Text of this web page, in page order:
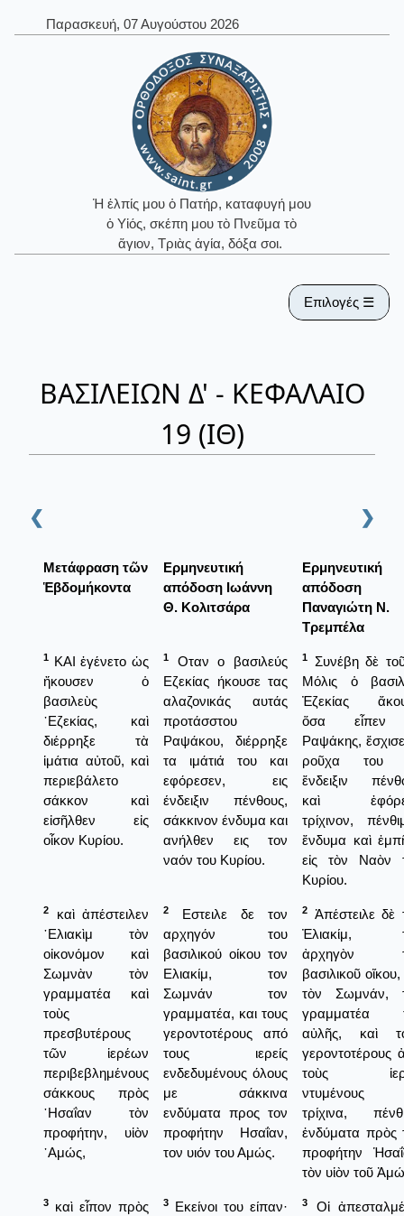
Παρασκευή, 07 Αυγούστου 2026
Ἡ ἐλπίς μου ὁ Πατήρ, καταφυγή μου
ὁ Υἱός, σκέπη μου τὸ Πνεῦμα τὸ
ἅγιον, Τριὰς ἁγία, δόξα σοι.
Επιλογές ☰
ΒΑΣΙΛΕΙΩΝ Δ' - ΚΕΦΑΛΑΙΟ
19 (ΙΘ)
❮ ❯
Μετάφραση τῶν
Ἑβδομήκοντα
Ερμηνευτική
απόδοση Ιωάννη
Θ. Κολιτσάρα
Ερμηνευτική
απόδοση
Παναγιώτη Ν.
Τρεμπέλα
1 ΚΑΙ ἐγένετο ὡς
ἤκουσεν ὁ
βασιλεὺς
᾿Εζεκίας, καὶ
διέρρηξε τὰ
ἱμάτια αὐτοῦ, καὶ
περιεβάλετο
σάκκον καὶ
εἰσῆλθεν εἰς
οἶκον Κυρίου.
1
Οταν ο βασιλεύς
Εζεκίας ήκουσε τας
αλαζονικάς αυτάς
προτάσστου
Ραψάκου, διέρρηξε
τα ιμάτιά του και
εφόρεσεν, εις
ένδειξιν πένθους,
σάκκινον ένδυμα και
ανήλθεν εις τον
ναόν του Κυρίου.
1
Συνέβη δὲ
Μόλις ὁ
Ἐζεκίας
ὅσα
Ραψάκης,
ροῦχα του
ἔνδειξιν
καὶ
τρίχινον,
ἔνδυμα καὶ
εἰς τὸν Ναὸν
Κυρίου.
2
καὶ ἀπέστειλεν
῾Ελιακὶμ τὸν
οἰκονόμον καὶ
Σωμνὰν τὸν
γραμματέα καὶ
τοὺς
πρεσβυτέρους
τῶν ἱερέων
περιβεβλημένους
σάκκους πρὸς
῾Ησαΐαν τὸν
προφήτην, υἱὸν
᾿Αμώς,
2
Εστειλε δε τον
αρχηγόν του
βασιλικού οίκου τον
Ελιακίμ, τον
Σωμνάν τον
γραμματέα, και τους
γεροντοτέρους από
τους ιερείς
ενδεδυμένους όλους
με σάκκινα
ενδύματα προς τον
προφήτην Ησαΐαν,
τον υιόν του Αμώς.
2
Ἀπέστειλε δὲ
Ἐλιακίμ,
ἀρχηγὸν
βασιλικοῦ οἴκου,
τὸν Σωμνάν,
γραμματέα
αὐλῆς, καὶ
γεροντοτέρους
τοὺς
ντυμένους
τρίχινα,
ἐνδύματα πρὸς
προφήτην
τὸν υἱὸν τοῦ
3
καὶ εἶπον πρὸς
3
Εκείνοι του είπαν·
3
Οἱ